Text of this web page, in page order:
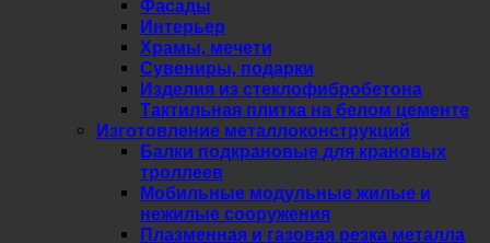
Фасады
Интерьер
Храмы, мечети
Сувениры, подарки
Изделия из стеклофибробетона
Тактильная плитка на белом цементе
Изготовление металлоконструкций
Балки подкрановые для крановых
троллеев
Мобильные модульные жилые и
нежилые сооружения
Плазменная и газовая резка металла